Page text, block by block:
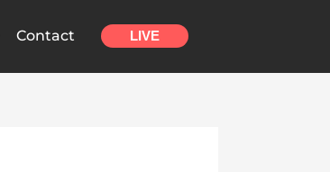
Contact LIVE